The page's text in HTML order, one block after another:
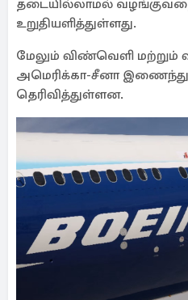
தடையில்லாமல்
உறுதியளித்துள்ளது.
மேலும் விண்வெளி மற்றும்
அமெரிக்கா-சீனா இணைந்து
தெரிவித்துள்ளன.